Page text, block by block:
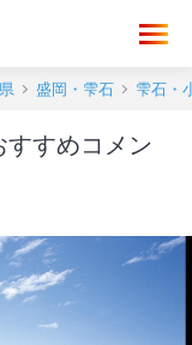
盛岡・雫石 雫石・
すすめコメン